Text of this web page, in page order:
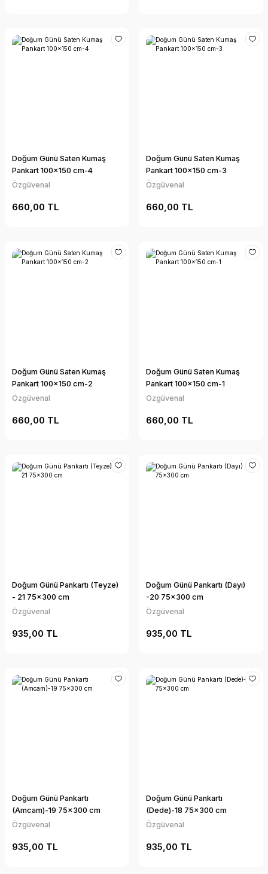
Doğum Günü Saten Kumaş
Pankart 100x150 cm-4
Özgüvenal
660,00 TL
Doğum Günü Saten Kumaş
Pankart 100x150 cm-3
Özgüvenal
660,00 TL
Doğum Günü Saten Kumaş
Pankart 100x150 cm-2
Özgüvenal
660,00 TL
Doğum Günü Saten Kumaş
Pankart 100x150 cm-1
Özgüvenal
660,00 TL
Doğum Günü Pankartı (Teyze)
- 21 75x300 cm
Özgüvenal
935,00 TL
Doğum Günü Pankartı (Dayı)
-20 75x300 cm
Özgüvenal
935,00 TL
Doğum Günü Pankartı
(Amcam)-19 75x300 cm
Özgüvenal
935,00 TL
Doğum Günü Pankartı
(Dede)-18 75x300 cm
Özgüvenal
935,00 TL